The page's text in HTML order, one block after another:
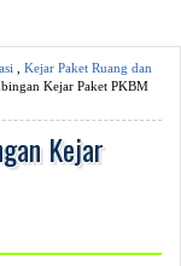
Kejar Paket Ruang dan
Kejar Paket PKBM
Kejar